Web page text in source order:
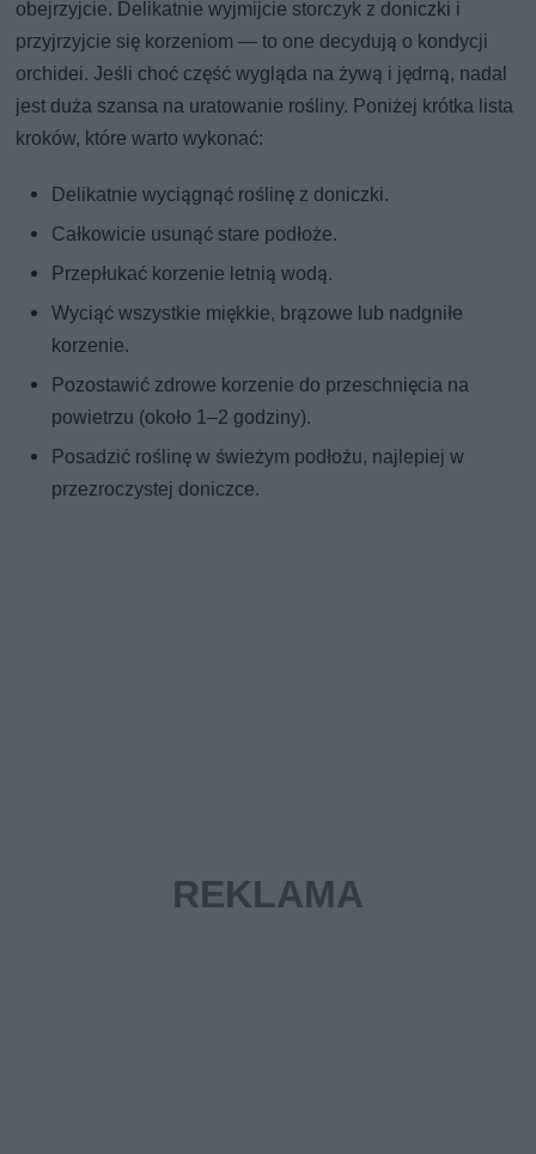
obejrzyjcie. Delikatnie wyjmijcie storczyk z doniczki i
przyjrzyjcie się korzeniom — to one decydują o kondycji
orchidei. Jeśli choć część wygląda na żywą i jędrną, nadal
jest duża szansa na uratowanie rośliny. Poniżej krótka lista
kroków, które warto wykonać:
Delikatnie wyciągnąć roślinę z doniczki.
Całkowicie usunąć stare podłoże.
Przepłukać korzenie letnią wodą.
Wyciąć wszystkie miękkie, brązowe lub nadgniłe
korzenie.
Pozostawić zdrowe korzenie do przeschnięcia na
powietrzu (około 1–2 godziny).
Posadzić roślinę w świeżym podłożu, najlepiej w
przezroczystej doniczce.